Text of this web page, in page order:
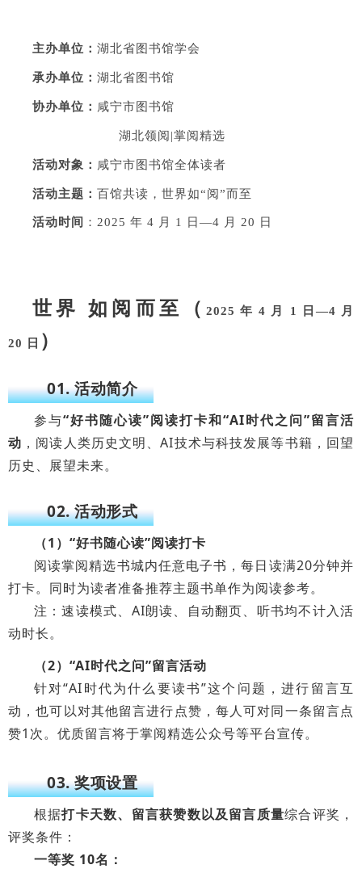
主办单位： 湖北省图书馆学会
承办单位： 湖北省图书馆
协办单位： 咸宁市图书馆
湖北领阅|掌阅精选
活动对象： 咸宁市图书馆全体读者
活动主题： 百馆共读，世界如“阅”而至
活动时间 ：2025 年 4 月 1 日—4 月 20 日
世界 如阅而至（ 2025 年 4 月 1 日—4 月
20 日 ）
01. 活动简介
参与“好书随心读”阅读打卡和“AI时代之问”留言活
动 ，阅读人类历史文明、AI技术与科技发展等书籍，回望
历史、展望未来。
02. 活动形式
（1）“好书随心读”阅读打卡
阅读掌阅精选书城内任意电子书，每日读满20分钟并
打卡。同时为读者准备推荐主题书单作为阅读参考。
注：速读模式、AI朗读、自动翻页、听书均不计入活
动时长。
（2）“AI时代之问”留言活动
针对“AI时代为什么要读书”这个问题，进行留言互
动，也可以对其他留言进行点赞，每人可对同一条留言点
赞1次。优质留言将于掌阅精选公众号等平台宣传。
03. 奖项设置
根据打卡天数、留言获赞数以及留言质量综合评奖，
评奖条件：
一等奖 10名：